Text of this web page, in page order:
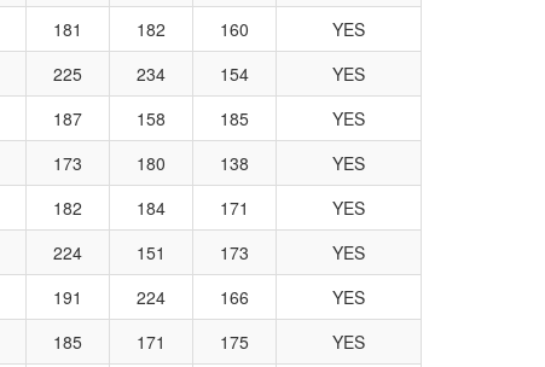
181 182 160
YES
225 234 154
YES
187 158 185
YES
173 180 138
YES
182 184 171
YES
224 151 173
YES
191 224 166
YES
185 171 175
YES